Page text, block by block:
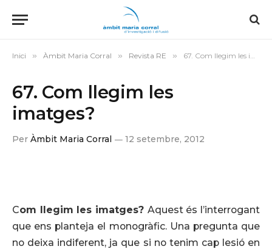
Inici » Àmbit Maria Corral » Revista RE » 67. Com llegim les imatges?
67. Com llegim les
imatges?
Per Àmbit Maria Corral 12 setembre, 2012
Com llegim les imatges? Aquest és l’interrogant
que ens planteja el monogràfic. Una pregunta que
no deixa indiferent, ja que si no tenim cap lesió en